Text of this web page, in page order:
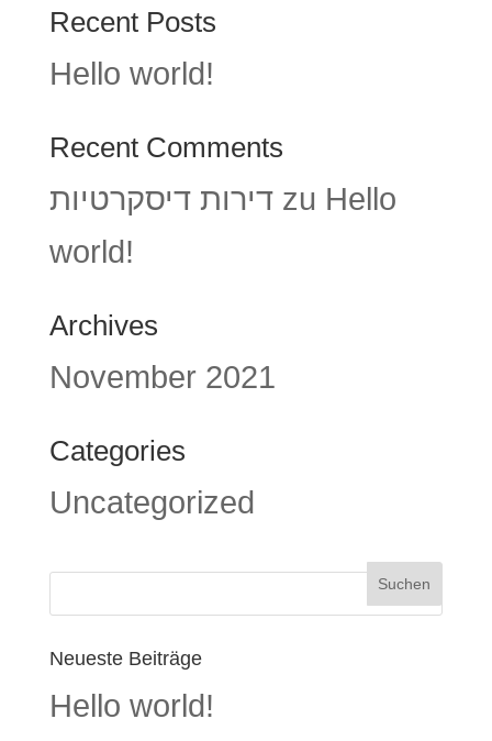
Recent Posts
Hello world!
Recent Comments
דירות דיסקרטיותzu Hello
world!
Archives
November 2021
Categories
Uncategorized
Neueste Beiträge
Hello world!